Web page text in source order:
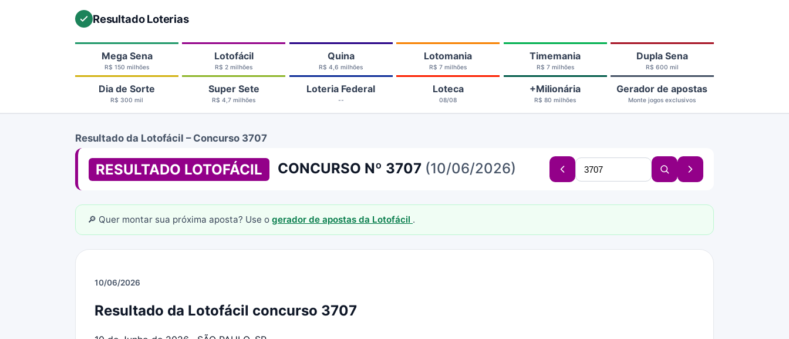
Resultado Loterias
Mega Sena
R$ 150 milhões
Lotofácil
R$ 2 milhões
Quina
R$ 4,6 milhões
Lotomania
R$ 7 milhões
Timemania
R$ 7 milhões
Dupla Sena
R$ 600 mil
Dia de Sorte
R$ 300 mil
Super Sete
R$ 4,7 milhões
Loteria Federal
--
Loteca
08/08
+Milionária
R$ 80 milhões
Gerador de apostas
Monte jogos exclusivos
Resultado da Lotofácil – Concurso 3707
RESULTADO LOTOFÁCIL CONCURSO Nº 3707 (10/06/2026)
Concurso
Buscar
Buscar
concurso
Próximo
🔎 Quer montar sua próxima aposta? Use o gerador de apostas da Lotofácil .
10/06/2026
Resultado da Lotofácil concurso 3707